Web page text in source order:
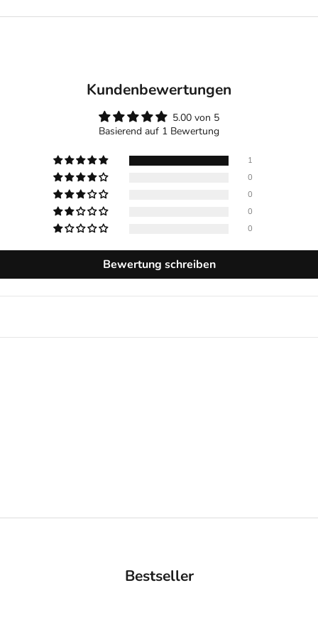
Kundenbewertungen
5.00 von 5
Basierend auf 1 Bewertung
1
0
0
0
0
Bewertung schreiben
Bestseller